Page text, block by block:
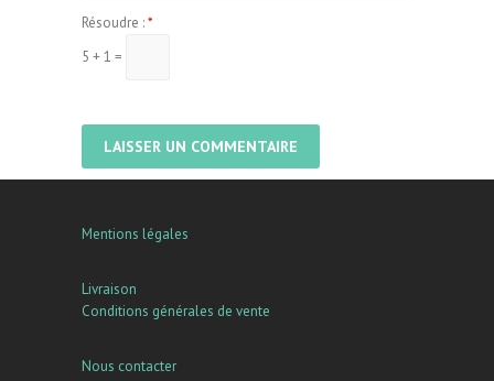
Résoudre :*
5 + 1 =
Mentions légales
Livraison
Conditions générales de vente
Nous contacter